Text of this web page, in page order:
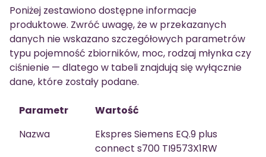
Poniżej zestawiono dostępne informacje
produktowe. Zwróć uwagę, że w przekazanych
danych nie wskazano szczegółowych parametrów
typu pojemność zbiorników, moc, rodzaj młynka czy
ciśnienie — dlatego w tabeli znajdują się wyłącznie
dane, które zostały podane.
Parametr
Wartość
Nazwa
Ekspres Siemens EQ.9 plus
connect s700 TI9573X1RW